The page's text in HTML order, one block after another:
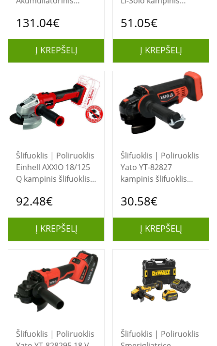
125 mm ličio jonų LXT
akumuliatoriaus
131.04€
Į KREPŠELĮ
8500 RPM 1,21 kg
51.05€
Į KREPŠELĮ
Šlifuoklis | Poliruoklis
Einhell AXXIO 18/125
Q kampinis šlifuoklis
92.48€
Į KREPŠELĮ
Šlifuoklis | Poliruoklis
Yato YT-82827
kampinis šlifuoklis
1,5 kg
30.58€
Į KREPŠELĮ
Šlifuoklis | Poliruoklis
Šlifuoklis | Poliruoklis